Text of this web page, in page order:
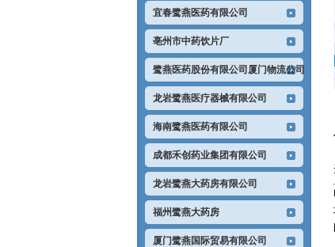
宜春鹭燕医药有限公司
亳州市中药饮片厂
鹭燕医药股份有限公司厦门物流公司
龙岩鹭燕医疗器械有限公司
海南鹭燕医药有限公司
成都禾创药业集团有限公司
龙岩鹭燕大药房有限公司
福州鹭燕大药房
厦门鹭燕国际贸易有限公司